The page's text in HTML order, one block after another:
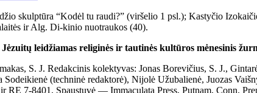
skulptūra “Kodėl tu raudi?” (viršelio 1 psl.); Kastyčio
ir Alg. Di-kinio nuotraukos (40).
leidžiamas religinės ir tautinės kultūros mėnesinis
S. J. Redakcinis kolektyvas: Jonas Borevičius, S. J.,
(techninė redaktorė), Nijolė Užubalienė, Juozas
RE 7-8401. Spaustuvė — Immaculata Press, Putnam, Conn.